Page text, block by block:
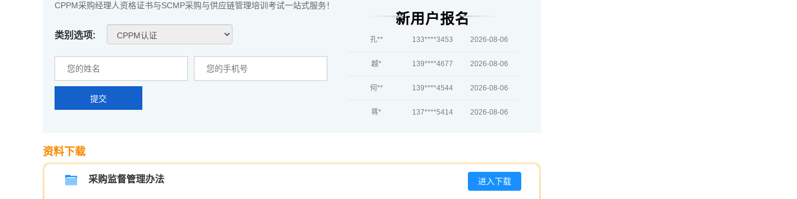
CPPM采购经理人资格证书与SCMP采购与供应链管理培训考试一站式服务！
类别选项:
提交
新用户报名
133****3453
越* 139****4677 2026-08-06
何** 139****4544 2026-08-06
蒋* 137****5414 2026-08-06
2026-08-05
资料下载
采购监督管理办法 进入下载